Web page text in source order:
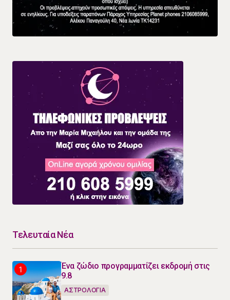
Τελευταία Νέα
Ένα ζώδιο προγραμματίζει εκδρομή στις
9.8
ΑΣΤΡΟΛΟΓΙΑ